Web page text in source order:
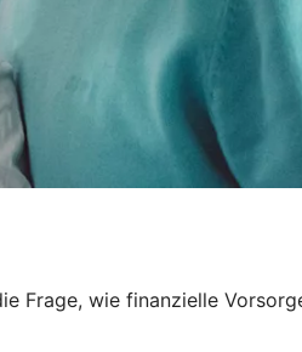
Frage, wie finanzielle